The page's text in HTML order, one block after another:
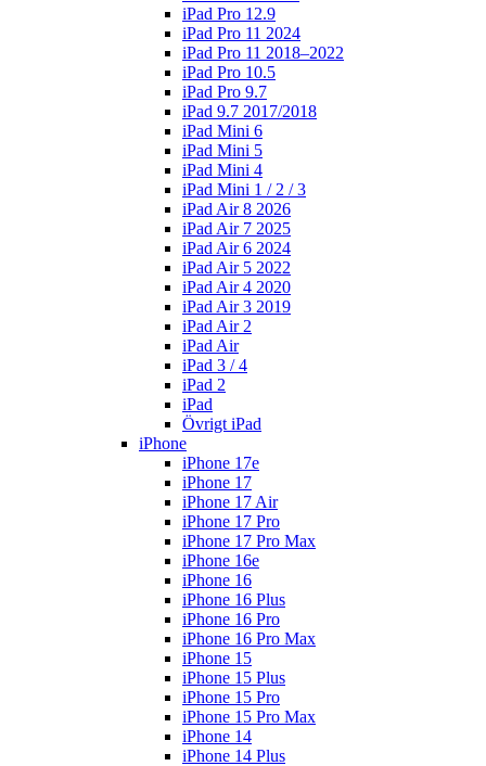
iPad Pro 12.9
iPad Pro 11 2024
iPad Pro 11 2018–2022
iPad Pro 10.5
iPad Pro 9.7
iPad 9.7 2017/2018
iPad Mini 6
iPad Mini 5
iPad Mini 4
iPad Mini 1 / 2 / 3
iPad Air 8 2026
iPad Air 7 2025
iPad Air 6 2024
iPad Air 5 2022
iPad Air 4 2020
iPad Air 3 2019
iPad Air 2
iPad Air
iPad 3 / 4
iPad 2
iPad
Övrigt iPad
iPhone
iPhone 17e
iPhone 17
iPhone 17 Air
iPhone 17 Pro
iPhone 17 Pro Max
iPhone 16e
iPhone 16
iPhone 16 Plus
iPhone 16 Pro
iPhone 16 Pro Max
iPhone 15
iPhone 15 Plus
iPhone 15 Pro
iPhone 15 Pro Max
iPhone 14
iPhone 14 Plus